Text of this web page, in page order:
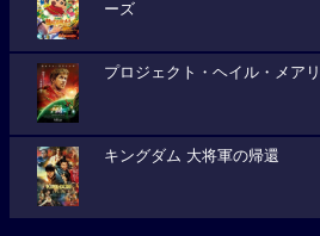
ーズ
プロジェクト・ヘイル・メア
キングダム 大将軍の帰還